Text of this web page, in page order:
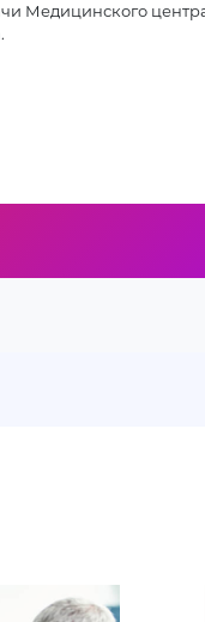
Медицинского